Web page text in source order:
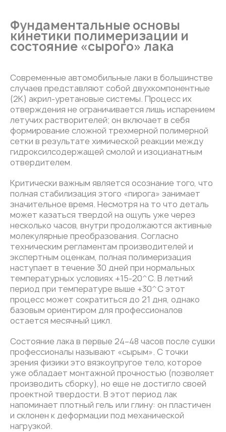
Фундаментальные основы
кинетики полимеризации и
состояние «сырого» лака
Современные автомобильные лаки в большинстве
случаев представляют собой двухкомпонентные
(2K) акрил-уретановые системы. Процесс их
отверждения не ограничивается лишь испарением
летучих растворителей; он включает в себя
формирование сложной трехмерной полимерной
сетки в результате химической реакции между
гидроксилсодержащей смолой и изоцианатным
отвердителем.
Критически важным является осознание того, что
полная стабилизация этого «пирога» занимает
значительное время. Несмотря на то что деталь
может казаться твердой на ощупь уже через
несколько часов, внутри продолжаются активные
молекулярные преобразования. Согласно
техническим регламентам производителей и
экспертным оценкам, полная полимеризация
наступает в течение 30 дней при нормальных
температурных условиях +15-20^С. В летний
период при температуре выше +30^C этот
процесс может сократиться до 21 дня, однако
базовым ориентиром для профессионалов
остается месячный цикл.
Состояние лака в первые 24–48 часов после сушки
профессионалы называют «сырым». С точки
зрения физики это вязкоупругое тело, которое
уже обладает монтажной прочностью (позволяет
производить сборку), но еще не достигло своей
проектной твердости. В этот период лак
напоминает плотный гель или глину: он пластичен
и склонен к деформации под механической
нагрузкой.